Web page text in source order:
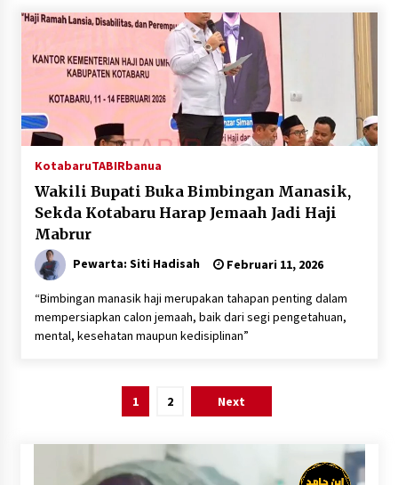
KotabaruTABIRbanua
Wakili Bupati Buka Bimbingan Manasik,
Sekda Kotabaru Harap Jemaah Jadi Haji
Mabrur
Pewarta: Siti Hadisah Februari 11, 2026
“Bimbingan manasik haji merupakan tahapan penting dalam
mempersiapkan calon jemaah, baik dari segi pengetahuan,
mental, kesehatan maupun kedisiplinan”
1 2 Next